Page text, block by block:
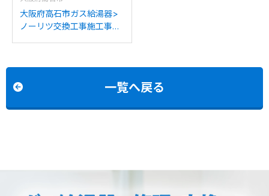
大阪府高石市ガス給湯器>
ノーリツ交換工事施工事
一覧へ戻る